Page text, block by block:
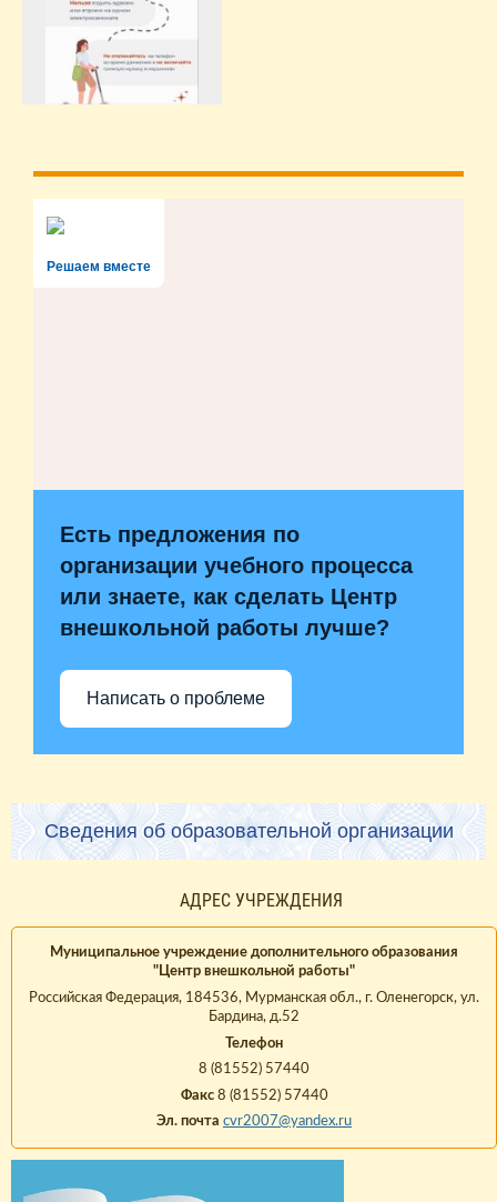
Решаем вместе
Есть предложения по
организации учебного процесса
или знаете, как сделать Центр
внешкольной работы лучше?
Написать о проблеме
Сведения об образовательной организации
АДРЕС УЧРЕЖДЕНИЯ
Муниципальное учреждение дополнительного образования
"Центр внешкольной работы"
Российская Федерация, 184536, Мурманская обл., г. Оленегорск, ул.
Бардина, д.52
Телефон
8 (81552) 57440
Факс8 (81552) 57440
Эл. почта cvr2007@yandex.ru